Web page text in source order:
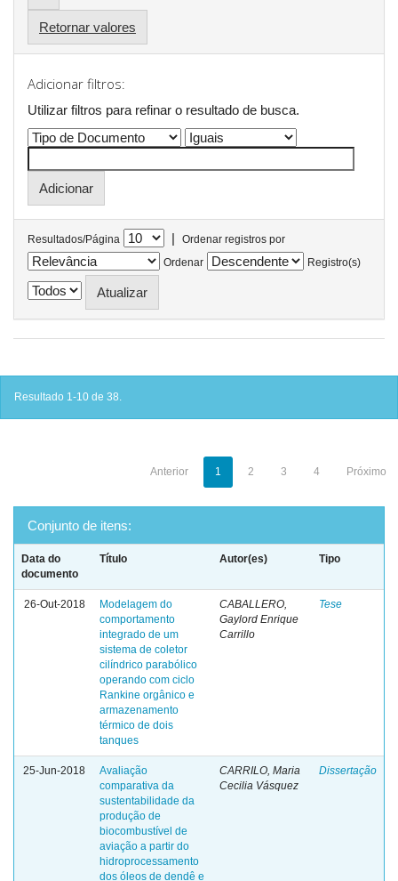
Retornar valores
Adicionar filtros:
Utilizar filtros para refinar o resultado de busca.
Resultados/Página |
Ordenar registros por
Ordenar
Registro(s)
Resultado 1-10 de 38.
Anterior 1 2 3 4 Próximo
Conjunto de itens:
Data do
documento
Título Autor(es) Tipo
26-Out-2018
Modelagem do
comportamento
integrado de um
sistema de coletor
cilíndrico parabólico
operando com ciclo
Rankine orgânico e
armazenamento
térmico de dois
tanques
CABALLERO,
Gaylord Enrique
Carrillo
Tese
25-Jun-2018
Avaliação
comparativa da
sustentabilidade da
produção de
biocombustível de
aviação a partir do
hidroprocessamento
dos óleos de dendê e
CARRILO, Maria
Cecilia Vásquez
Dissertação